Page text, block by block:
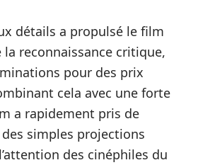
détails a propulsé le film
la reconnaissance critique,
pour des prix
cela avec une forte
a rapidement pris de
des simples projections
des cinéphiles du